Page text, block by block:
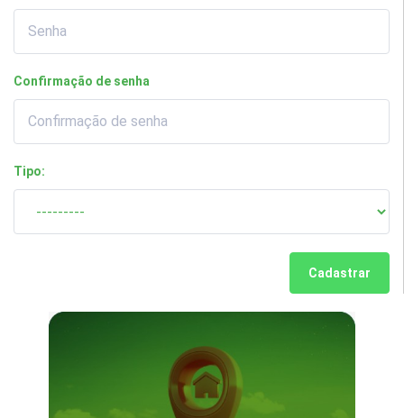
Confirmação de senha
Tipo:
Cadastrar